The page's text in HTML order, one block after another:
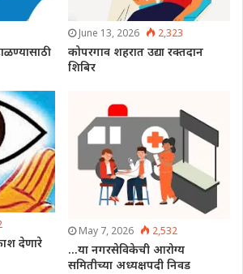
June 13, 2026 2,323
कोपरगाव शहरात उद्या रक्तदान
शिबिर
देणारे
May 7, 2026 2,532
…या नगरसेविकेची आरोग्य
समितीच्या अध्यक्षपदी निवड